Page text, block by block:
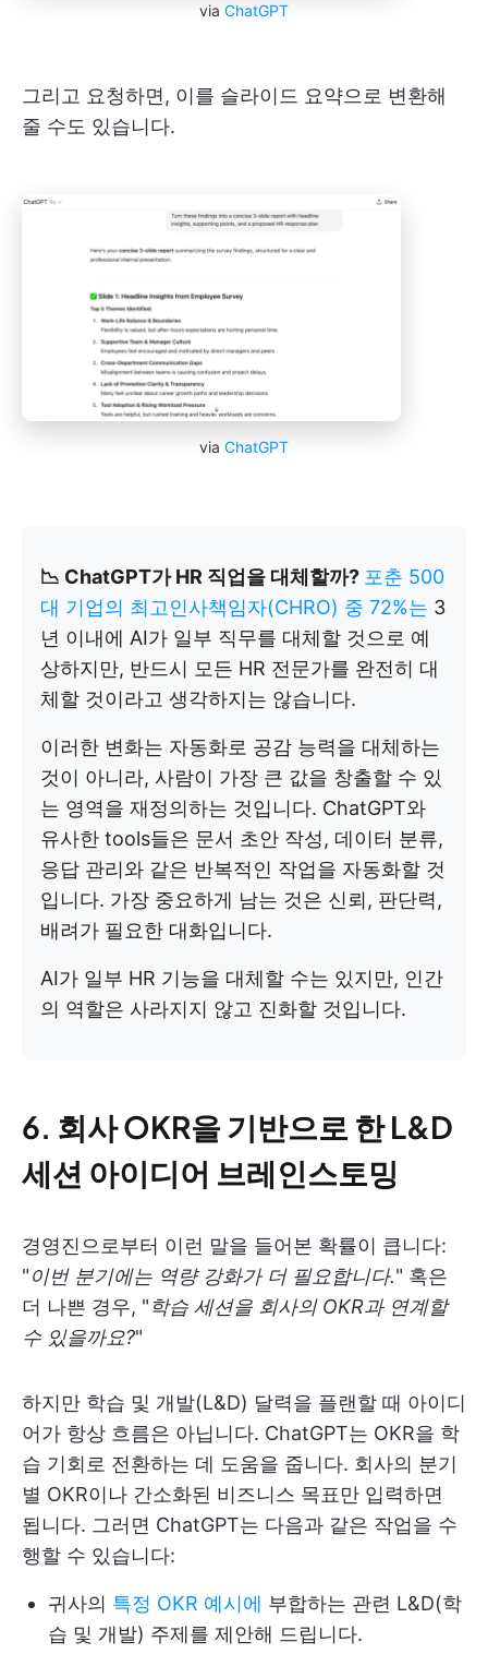
via ChatGPT
그리고 요청하면, 이를 슬라이드 요약으로 변환해
줄 수도 있습니다.
via ChatGPT
📉 ChatGPT가 HR 직업을 대체할까? 포춘 500
대 기업의 최고인사책임자(CHRO) 중 72%는 3
년 이내에 AI가 일부 직무를 대체할 것으로 예
상하지만, 반드시 모든 HR 전문가를 완전히 대
체할 것이라고 생각하지는 않습니다.
이러한 변화는 자동화로 공감 능력을 대체하는
것이 아니라, 사람이 가장 큰 값을 창출할 수 있
는 영역을 재정의하는 것입니다. ChatGPT와
유사한 tools들은 문서 초안 작성, 데이터 분류,
응답 관리와 같은 반복적인 작업을 자동화할 것
입니다. 가장 중요하게 남는 것은 신뢰, 판단력,
배려가 필요한 대화입니다.
AI가 일부 HR 기능을 대체할 수는 있지만, 인간
의 역할은 사라지지 않고 진화할 것입니다.
6. 회사 OKR을 기반으로 한 L&D
세션 아이디어 브레인스토밍
경영진으로부터 이런 말을 들어본 확률이 큽니다:
"이번 분기에는 역량 강화가 더 필요합니다." 혹은
더 나쁜 경우, "학습 세션을 회사의 OKR과 연계할
수 있을까요?"
하지만 학습 및 개발(L&D) 달력을 플랜할 때 아이디
어가 항상 흐름은 아닙니다. ChatGPT는 OKR을 학
습 기회로 전환하는 데 도움을 줍니다. 회사의 분기
별 OKR이나 간소화된 비즈니스 목표만 입력하면
됩니다. 그러면 ChatGPT는 다음과 같은 작업을 수
행할 수 있습니다:
귀사의 특정 OKR 예시에 부합하는 관련 L&D(학
습 및 개발) 주제를 제안해 드립니다.